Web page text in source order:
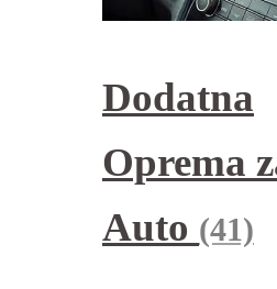
Dodatna
Oprema
Auto (41)